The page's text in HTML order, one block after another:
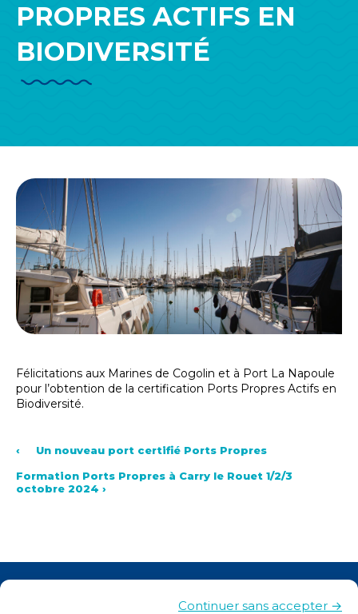
Continuer sans accepter →
PROPRES ACTIFS EN
BIODIVERSITÉ
Félicitations aux Marines de Cogolin et à Port La Napoule
pour l’obtention de la certification Ports Propres Actifs en
Biodiversité.
‹
Un nouveau port certifié Ports Propres
Formation Ports Propres à Carry le Rouet 1/2/3
octobre 2024 ›